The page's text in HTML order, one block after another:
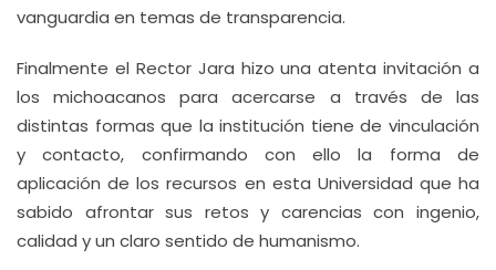
vanguardia en temas de transparencia.
Finalmente el Rector Jara hizo una atenta invitación a
los michoacanos para acercarse a través de las
distintas formas que la institución tiene de vinculación
y contacto, confirmando con ello la forma de
aplicación de los recursos en esta Universidad que ha
sabido afrontar sus retos y carencias con ingenio,
calidad y un claro sentido de humanismo.